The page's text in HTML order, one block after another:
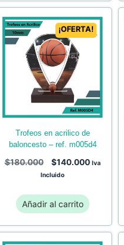
¡OFERTA!
trofeos en acrilico de
baloncesto – ref. m005d4
$180.000 $140.000 Iva
Incluido
Añadir al carrito